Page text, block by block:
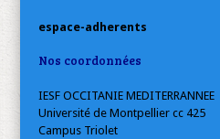
espace-adherents
Nos coordonnées
IESF OCCITANIE MEDITERRANNEE
Université de Montpellier cc 425
Campus Triolet